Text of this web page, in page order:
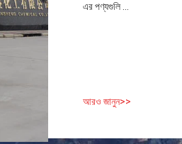
এর পণ্যগুলি ...
আরও জানুন>>